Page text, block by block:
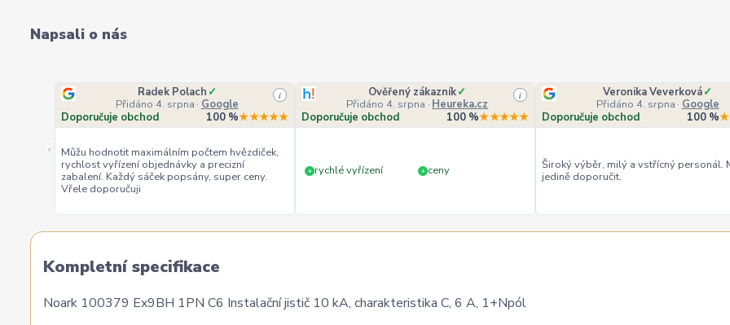
Napsali o nás
«
Radek Polach ✓
Přidáno 4. srpna · Google
i
Doporučuje obchod 100 %★★★★★
Můžu hodnotit maximálním počtem hvězdiček,
rychlost vyřízení objednávky a precizní
zabalení. Každý sáček popsány, super ceny.
Vřele doporučuji
Ověřený zákazník✓
Přidáno 4. srpna · Heureka.cz
i
Doporučuje obchod 100 %★★★★★
+ rychlé vyřízení + ceny
Veronika Veverková✓
Přidáno 4. srpna · Google
Doporučuje obchod 100 %
Široký výběr, milý a vstřícný personál.
jedině doporučit.
Kompletní specifikace
Noark 100379 Ex9BH 1PN C6 Instalační jistič 10 kA, charakteristika C, 6 A, 1+Npól